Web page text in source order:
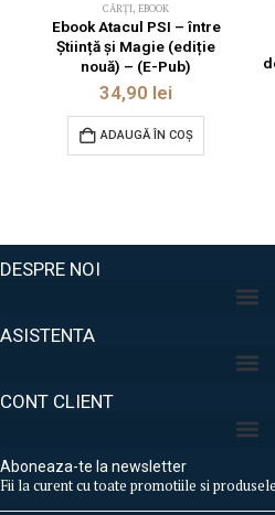
CĂRȚI,EBOOK
Ebook Atacul PSI – între
Știință și Magie (ediție
nouă) – (E-Pub)
34,90 lei
ADAUGĂ ÎN COȘ
DESPRE NOI
ASISTENTA
CONT CLIENT
Aboneaza-te la newsletter
Fii la curent cu toate promotiile si